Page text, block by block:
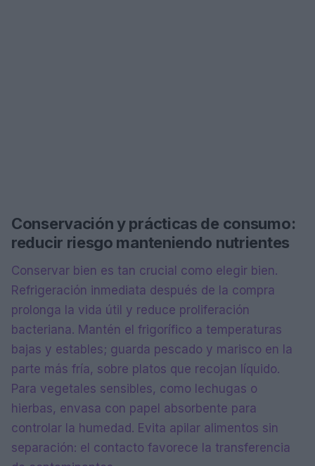
Conservación y prácticas de consumo:
reducir riesgo manteniendo nutrientes
Conservar bien es tan crucial como elegir bien.
Refrigeración inmediata después de la compra
prolonga la vida útil y reduce proliferación
bacteriana. Mantén el frigorífico a temperaturas
bajas y estables; guarda pescado y marisco en la
parte más fría, sobre platos que recojan líquido.
Para vegetales sensibles, como lechugas o
hierbas, envasa con papel absorbente para
controlar la humedad. Evita apilar alimentos sin
separación: el contacto favorece la transferencia